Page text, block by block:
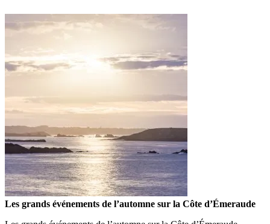
Les grands événements de l’automne sur la Côte d’Émeraude